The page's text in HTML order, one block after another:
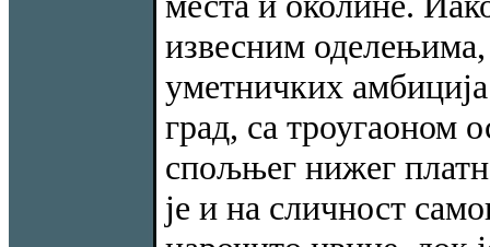
извесним
уметничких
град, са троугаоном
спољњег нижег
је и на сличност